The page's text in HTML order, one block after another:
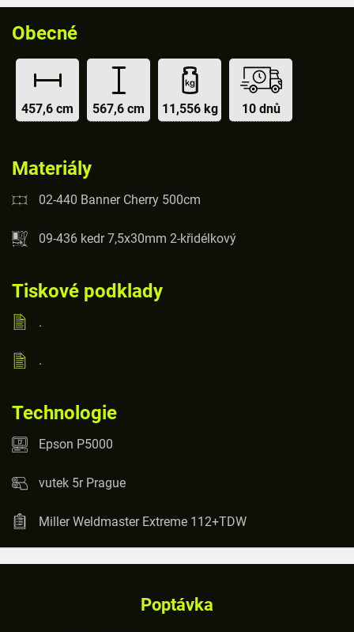
Obecné
457,6 cm 567,6 cm 11,556 kg 10 dnů
Materiály
02-440 Banner Cherry 500cm
09-436 kedr 7,5x30mm 2-křidélkový
Tiskové podklady
.
.
Technologie
Epson P5000
vutek 5r Prague
Miller Weldmaster Extreme 112+TDW
Poptávka